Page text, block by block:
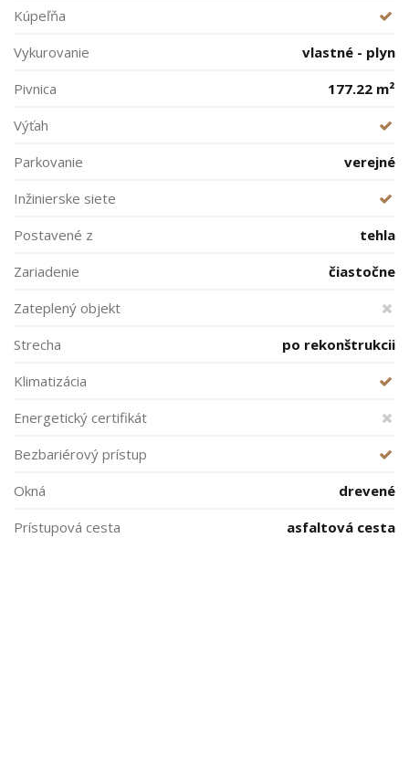
Kúpeľňa
Vykurovanie
vlastné - plyn
Pivnica
177.22 m²
Výťah
Parkovanie
verejné
Inžinierske siete
Postavené z
tehla
Zariadenie
čiastočne
Zateplený objekt
Strecha
po rekonštrukcii
Klimatizácia
Energetický certifikát
Bezbariérový prístup
Okná
drevené
Prístupová cesta
asfaltová cesta